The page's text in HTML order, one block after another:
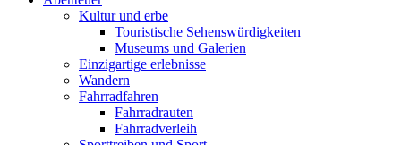
Kultur und erbe
Touristische Sehenswürdigkeiten
Museums und Galerien
Einzigartige erlebnisse
Wandern
Fahrradfahren
Fahrradrauten
Fahrradverleih